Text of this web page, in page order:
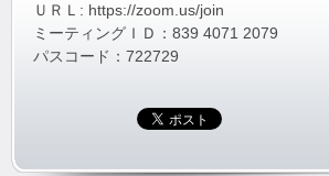
ＵＲＬ: https://zoom.us/join
ミーティングＩＤ：839 4071 2079
パスコード：722729